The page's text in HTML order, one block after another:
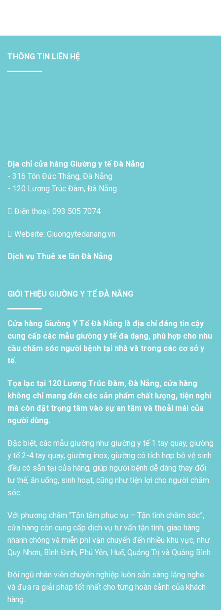
THÔNG TIN LIÊN HỆ
Địa chỉ cửa hàng Giường y tế Đà Nẵng
- 316 Tôn Đức Thắng, Đà Nẵng
- 120 Lương Trúc Đàm, Đà Nẵng
Điện thoại: 093 505 7074
Website: Giuongytedanang.vn
Dịch vụ Thuê xe lăn Đà Nẵng
GIỚI THIỆU GIƯỜNG Y TẾ ĐÀ NẴNG
Cửa hàng Giường Y Tế Đà Nẵng là địa chỉ đáng tin cậy
cung cấp các mẫu giường y tế đa dạng, phù hợp cho nhu
cầu chăm sóc người bệnh tại nhà và trong các cơ sở y
tế.
Tọa lạc tại 120 Lương Trúc Đàm, Đà Nẵng, cửa hàng
không chỉ mang đến các sản phẩm chất lượng, tiện nghi
mà còn đặt trọng tâm vào sự an tâm và thoải mái của
người dùng.
Đặc biệt, các mẫu giường như giường y tế 1 tay quay, giường
y tế 2-4 tay quay, giường inox, giường có tích hợp bô vệ sinh
đều có sẵn tại cửa hàng, giúp người bệnh dễ dàng thay đổi
tư thế, ăn uống, sinh hoạt, cũng như tiện lợi cho người chăm
sóc.
Với phương châm “Tận tâm phục vụ – Tận tình chăm sóc”,
cửa hàng còn cung cấp dịch vụ tư vấn tận tình, giao hàng
nhanh chóng và miễn phí vận chuyển đến nhiều khu vực, như
Quy Nhơn, Bình Định, Phú Yên, Huế, Quảng Trị và Quảng Bình.
Đội ngũ nhân viên chuyên nghiệp luôn sẵn sàng lắng nghe
và đưa ra giải pháp tốt nhất cho từng hoàn cảnh của khách
hàng..